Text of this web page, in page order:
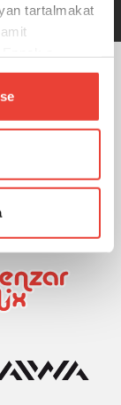
tartalmakat
nem fogunk